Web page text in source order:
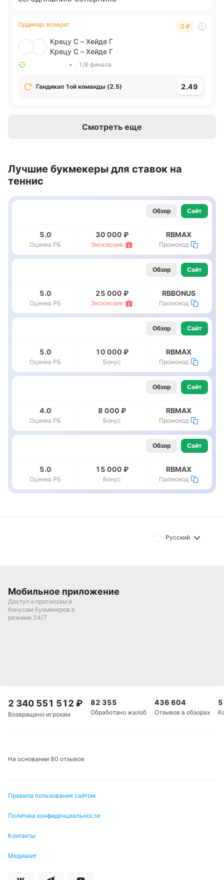
Ординар: возврат 0 ₽
Крецу С – Хейде Г
Крецу С – Хейде Г
• . 1/8 финала
Гандикап 1ой команды (2.5) 2.49
Смотреть еще
Лучшие букмекеры для ставок на
теннис
Обзор Сайт
5.0
Оценка РБ
30 000 ₽
Эксклюзив
RBMAX
Промокод
Обзор Сайт
5.0
Оценка РБ
25 000 ₽
Эксклюзив
RBBONUS
Промокод
Обзор Сайт
5.0
Оценка РБ
10 000 ₽
Бонус
RBMAX
Промокод
Обзор Сайт
4.0
Оценка РБ
8 000 ₽
Бонус
RBMAX
Промокод
Обзор Сайт
5.0
Оценка РБ
15 000 ₽
Бонус
RBMAX
Промокод
Русский
Мобильное приложение
Доступ к прогнозам и
бонусам букмекеров в
режиме 24/7
2 340 551 512 ₽
Возвращено игрокам
82 355
Обработано жалоб
436 604
Отзывов в обзорах
На основании 80 отзывов
Правила пользования сайтом
Политика конфиденциальности
Контакты
Медиакит